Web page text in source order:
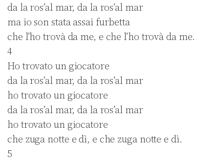
da la ros’al mar, da la ros’al mar
ma io son stata assai furbetta
che l’ho trovà da me, e che l’ho trovà da me.
4
Ho trovato un giocatore
da la ros’al mar, da la ros’al mar
ho trovato un giocatore
da la ros’al mar, da la ros’al mar
ho trovato un giocatore
che zuga notte e dì, e che zuga notte e dì.
5